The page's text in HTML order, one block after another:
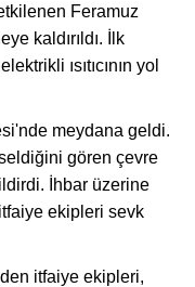
Feramuz
kaldırıldı. İlk
ısıtıcının yol
meydana geldi.
gören çevre
İhbar üzerine
ekipleri sevk
itfaiye ekipleri,